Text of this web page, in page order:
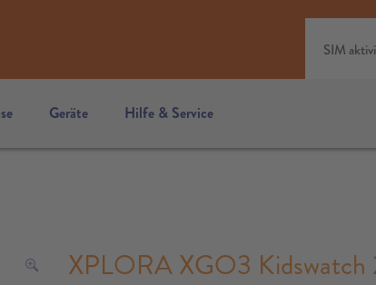
SIM
Geräte Hilfe & Service
XPLORA XGO3 Kidswatch